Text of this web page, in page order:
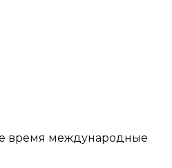
время международные